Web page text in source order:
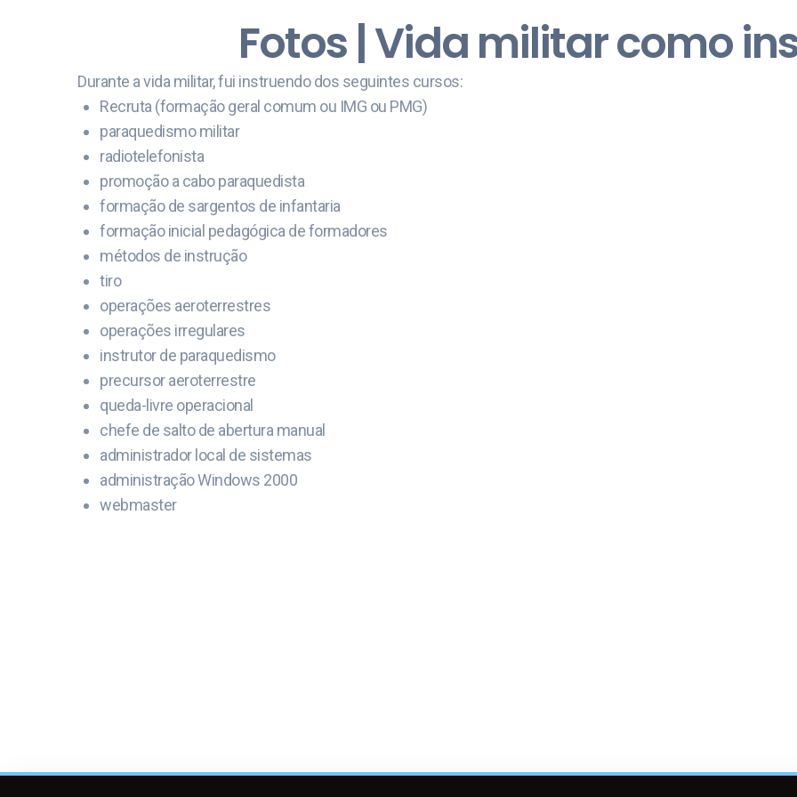
Fotos | Vida militar como
Durante a vida militar, fui instruendo dos seguintes cursos:
Recruta (formação geral comum ou IMG ou PMG)
paraquedismo militar
radiotelefonista
promoção a cabo paraquedista
formação de sargentos de infantaria
formação inicial pedagógica de formadores
métodos de instrução
tiro
operações aeroterrestres
operações irregulares
instrutor de paraquedismo
precursor aeroterrestre
queda-livre operacional
chefe de salto de abertura manual
administrador local de sistemas
administração Windows 2000
webmaster